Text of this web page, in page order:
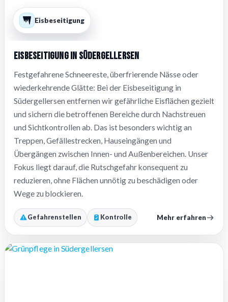
Eisbeseitigung
Eisbeseitigung in Südergellersen
Festgefahrene Schneereste, überfrierende Nässe oder
wiederkehrende Glätte: Bei der Eisbeseitigung in
Südergellersen entfernen wir gefährliche Eisflächen gezielt
und sichern die betroffenen Bereiche durch Nachstreuen
und Sichtkontrollen ab. Das ist besonders wichtig an
Treppen, Gefällestrecken, Hauseingängen und
Übergängen zwischen Innen- und Außenbereichen. Unser
Fokus liegt darauf, die Rutschgefahr konsequent zu
reduzieren, ohne Flächen unnötig zu beschädigen oder
Wege zu blockieren.
Gefahrenstellen Kontrolle Mehr erfahren